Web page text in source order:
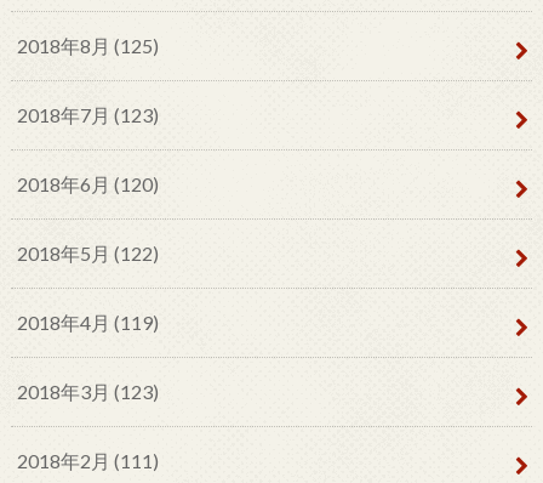
2018年8月 (125)
2018年7月 (123)
2018年6月 (120)
2018年5月 (122)
2018年4月 (119)
2018年3月 (123)
2018年2月 (111)